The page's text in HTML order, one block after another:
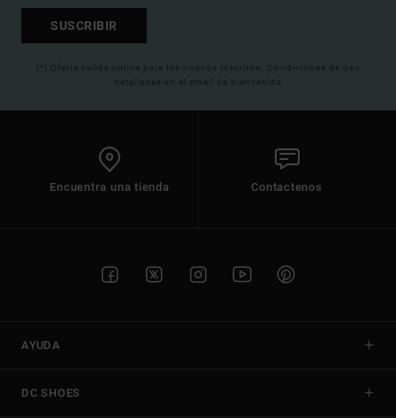
SUSCRIBIR
(*) Oferta valida online para los nuevos inscritos. Condiciones de uso
detalladas en el email de bienvenida
Encuentra una tienda Contactenos
AYUDA
DC SHOES